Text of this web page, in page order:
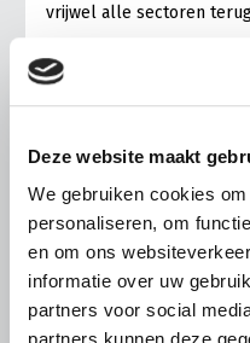
Deze website maakt
We gebruiken cookies
personaliseren, om
en om ons
informatie over uw
partners voor social
vrijwel alle sectoren